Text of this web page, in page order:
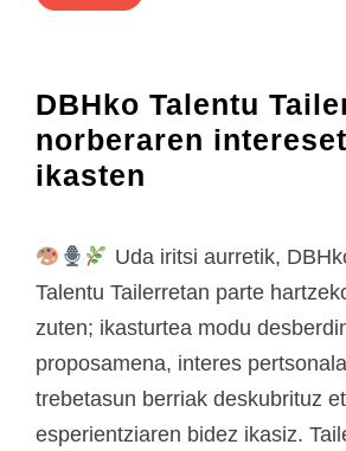
DBHko Talentu
norberaren
ikasten
Uda iritsi aurretik,
Talentu Tailerretan parte
zuten; ikasturtea modu
proposamena, interes
trebetasun berriak deskubrituz
esperientziaren bidez ikasiz.